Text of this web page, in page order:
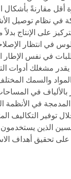
أقل مقارنةً
نظام توصيل
على الإنتاج
في انتظار
في نفس
يقدر مشغلك
والسمك
في
في
توفير
الذين يستخدمون
على تحقيق أهداف